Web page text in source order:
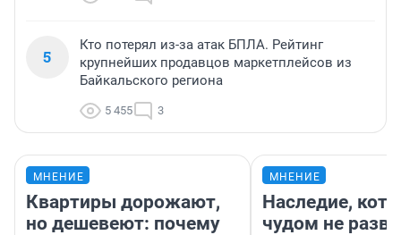
5
Кто потерял из-за атак БПЛА. Рейтинг
крупнейших продавцов маркетплейсов из
Байкальского региона
5 455 3
МНЕНИЕ
Квартиры дорожают,
но дешевеют: почему
МНЕНИЕ
Наследие,
чудом не